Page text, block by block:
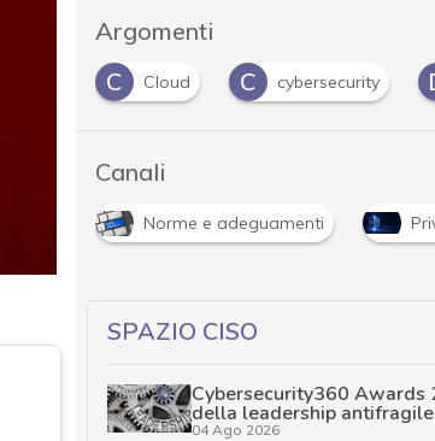
Argomenti
C cybersecurity D Data Breach
Canali
Norme e adeguamenti Privacy
SPAZIO CISO
Cybersecurity360 Awards
della leadership antifragile
04 Ago 2026